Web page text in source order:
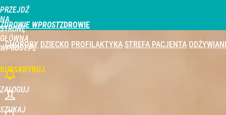
PRZEJDŹ
NA
STRONĘ
GŁÓWNĄ
WPROST.PL
ZDROWIE WPROST
CHOROBY DZIECKO PROFILAKTYKA STREFA PACJENTA
SUBSKRYBUJ
ZALOGUJ
SZUKAJ